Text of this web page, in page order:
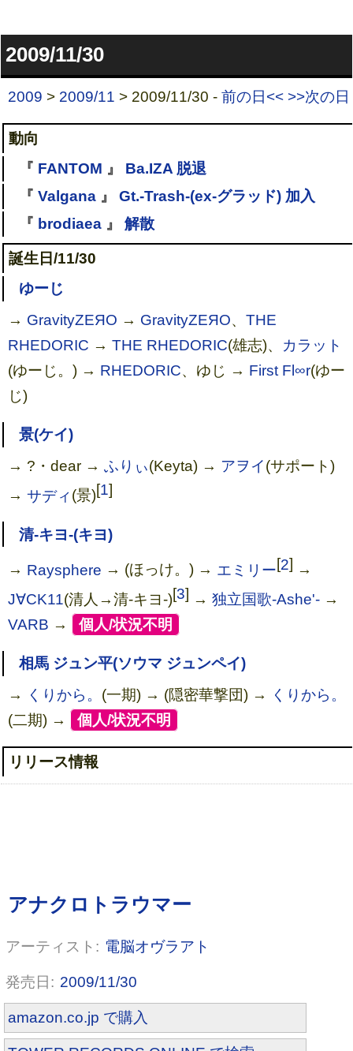
2009/11/30
2009 > 2009/11 > 2009/11/30 -前の日<< >>次の日
動向
『 FANTOM 』 Ba.IZA 脱退
『 Valgana』 Gt.-Trash-(ex-グラッド) 加入
『 brodiaea』 解散
誕生日/11/30
ゆーじ
→ GravityZEЯO → GravityZEЯO、THE
RHEDORIC →THE RHEDORIC(雄志)、 カラット
(ゆーじ。) → RHEDORIC、ゆじ → First Fl∞r(ゆー
じ)
景(ケイ)
→ ?・dear →ふりぃ(Keyta) → アヲイ(サポート)
→サディ(景)[1]
清-キヨ-(キヨ)
→ Raysphere → (ほっけ。) → エミリー[2] →
J∀CK11(清人→清-キヨ-)[3] →独立国歌-Ashe'- →
VARB → [個人/状況不明
相馬 ジュン平(ソウマ ジュンペイ)
→
くりから。 (一期) → (隠密華撃団) →
くりから。
(二期) →
[個人/状況不明
リリース情報
アナクロトラウマー
電脳オヴラアト
2009/11/30
amazon.co.jp で購入